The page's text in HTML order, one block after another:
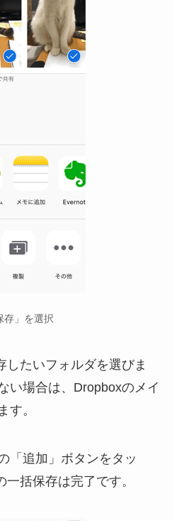
存」を選択
したいフォルダを選びま
い場合は、Dropboxのメイ
す。
「追加」ボタンをタッ
括保存は完了です。